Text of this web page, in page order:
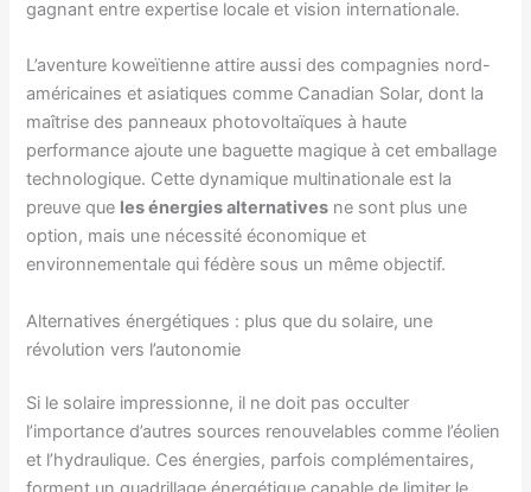
gagnant entre expertise locale et vision internationale.
L’aventure koweïtienne attire aussi des compagnies nord-
américaines et asiatiques comme Canadian Solar, dont la
maîtrise des panneaux photovoltaïques à haute
performance ajoute une baguette magique à cet emballage
technologique. Cette dynamique multinationale est la
preuve que les énergies alternatives ne sont plus une
option, mais une nécessité économique et
environnementale qui fédère sous un même objectif.
Alternatives énergétiques : plus que du solaire, une
révolution vers l’autonomie
Si le solaire impressionne, il ne doit pas occulter
l’importance d’autres sources renouvelables comme l’éolien
et l’hydraulique. Ces énergies, parfois complémentaires,